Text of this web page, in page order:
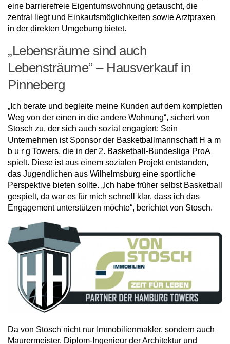
eine barrierefreie Eigentumswohnung getauscht, die
zentral liegt und Einkaufsmöglichkeiten sowie Arztpraxen
in der direkten Umgebung bietet.
„Lebensräume sind auch
Lebensträume“ – Hausverkauf in
Pinneberg
„Ich berate und begleite meine Kunden auf dem kompletten
Weg von der einen in die andere Wohnung“, sichert von
Stosch zu, der sich auch sozial engagiert: Sein
Unternehmen ist Sponsor der Basketballmannschaft H a m
b u r g Towers, die in der 2. Basketball-Bundesliga ProA
spielt. Diese ist aus einem sozialen Projekt entstanden,
das Jugendlichen aus Wilhelmsburg eine sportliche
Perspektive bieten sollte. „Ich habe früher selbst Basketball
gespielt, da war es für mich schnell klar, dass ich das
Engagement unterstützen möchte“, berichtet von Stosch.
Da von Stosch nicht nur Immobilienmakler, sondern auch
Maurermeister, Diplom-Ingenieur der Architektur und